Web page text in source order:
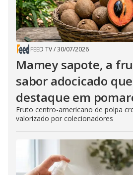
FEED TV/30/07/2026
Mamey sapote, a
sabor adocicado
destaque em
Fruto centro-americano de polpa
valorizado por colecionadores